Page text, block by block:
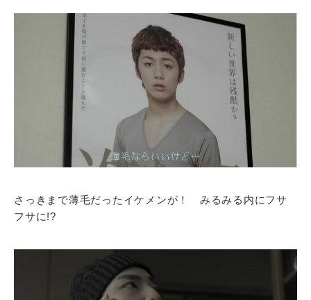
さっきまで薄毛だったイケメンが！ みるみる内にフサ
フサに!?